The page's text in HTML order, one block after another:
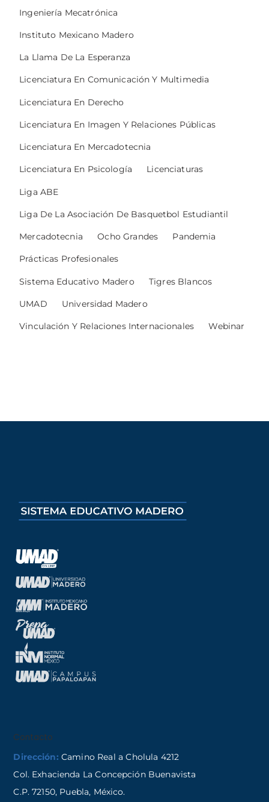
Ingeniería Mecatrónica
Instituto Mexicano Madero
La Llama De La Esperanza
Licenciatura En Comunicación Y Multimedia
Licenciatura En Derecho
Licenciatura En Imagen Y Relaciones Públicas
Licenciatura En Mercadotecnia
Licenciatura En Psicología Licenciaturas
Liga ABE
Liga De La Asociación De Basquetbol Estudiantil
Mercadotecnia Ocho Grandes Pandemia
Prácticas Profesionales
Sistema Educativo Madero Tigres Blancos
UMAD Universidad Madero
Vinculación Y Relaciones Internacionales Webinar
Contacto
Dirección: Camino Real a Cholula 4212
Col. Exhacienda La Concepción Buenavista
C.P. 72150, Puebla, México.